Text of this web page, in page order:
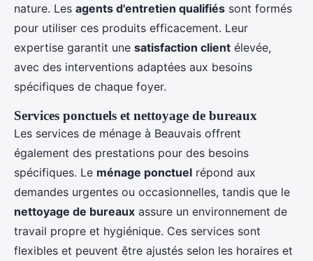
nature. Les agents d'entretien qualifiés sont formés
pour utiliser ces produits efficacement. Leur
expertise garantit une satisfaction client élevée,
avec des interventions adaptées aux besoins
spécifiques de chaque foyer.
Services ponctuels et nettoyage de bureaux
Les services de ménage à Beauvais offrent
également des prestations pour des besoins
spécifiques. Le ménage ponctuel répond aux
demandes urgentes ou occasionnelles, tandis que le
nettoyage de bureaux assure un environnement de
travail propre et hygiénique. Ces services sont
flexibles et peuvent être ajustés selon les horaires et